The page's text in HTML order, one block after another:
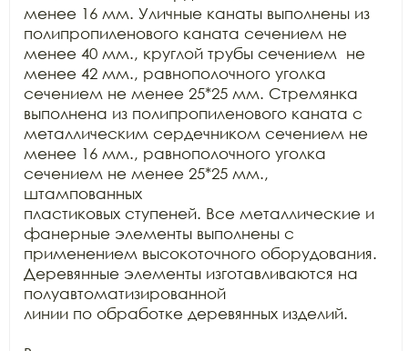
менее 16 мм. Уличные канаты выполнены из
полипропиленового каната сечением не
менее 40 мм., круглой трубы сечением  не
менее 42 мм., равнополочного уголка
сечением не менее 25*25 мм. Стремянка
выполнена из полипропиленового каната с
металлическим сердечником сечением не
менее 16 мм., равнополочного уголка
сечением не менее 25*25 мм.,
штампованных
пластиковых ступеней. Все металлические и
фанерные элементы выполнены с
применением высокоточного оборудования.
Деревянные элементы изготавливаются на
полуавтоматизированной
линии по обработке деревянных изделий.